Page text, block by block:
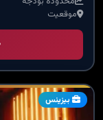
موقعیت
بیزینس